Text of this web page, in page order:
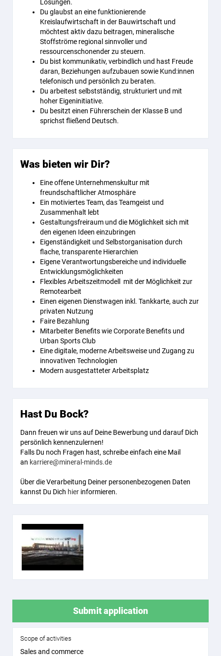
Lösungen.
Du glaubst an eine funktionierende
Kreislaufwirtschaft in der Bauwirtschaft und
möchtest aktiv dazu beitragen, mineralische
Stoffströme regional sinnvoller und
ressourcenschonender zu steuern.
Du bist kommunikativ, verbindlich und hast Freude
daran, Beziehungen aufzubauen sowie Kund:innen
telefonisch und persönlich zu beraten.
Du arbeitest selbstständig, strukturiert und mit
hoher Eigeninitiative.
Du besitzt einen Führerschein der Klasse B und
sprichst fließend Deutsch.
Was bieten wir Dir?
Eine offene Unternehmenskultur mit
freundschaftlicher Atmosphäre
Ein motiviertes Team, das Teamgeist und
Zusammenhalt lebt
Gestaltungsfreiraum und die Möglichkeit sich mit
den eigenen Ideen einzubringen
Eigenständigkeit und Selbstorganisation durch
flache, transparente Hierarchien
Eigene Verantwortungsbereiche und individuelle
Entwicklungsmöglichkeiten
Flexibles Arbeitszeitmodell mit der Möglichkeit zur
Remotearbeit
Einen eigenen Dienstwagen inkl. Tankkarte, auch zur
privaten Nutzung
Faire Bezahlung
Mitarbeiter Benefits wie Corporate Benefits und
Urban Sports Club
Eine digitale, moderne Arbeitsweise und Zugang zu
innovativen Technologien
Modern ausgestatteter Arbeitsplatz
Hast Du Bock?
Dann freuen wir uns auf Deine Bewerbung und darauf Dich
persönlich kennenzulernen!
Falls Du noch Fragen hast, schreibe einfach eine Mail
an karriere@mineral-minds.de
Über die Verarbeitung Deiner personenbezogenen Daten
kannst Du Dich hier informieren.
Submit application
Scope of activities
Sales and commerce